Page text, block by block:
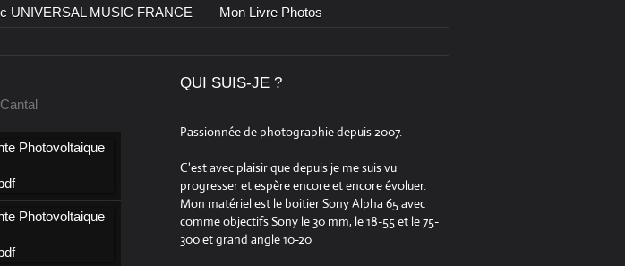
UNIVERSAL MUSIC FRANCE
Mon Livre Photos
QUI SUIS-JE ?
Passionnée de photographie depuis 2007.
C'est avec plaisir que depuis je me suis vu
progresser et espère encore et encore évoluer.
Mon matériel est le boitier Sony Alpha 65 avec
comme objectifs Sony le 30 mm, le 18-55 et le 75-
300 et grand angle 10-20